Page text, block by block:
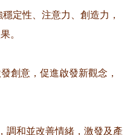
定性、注意力、創造力，
。
創意，促進啟發新觀念，
調和並改善情緒，激發及產